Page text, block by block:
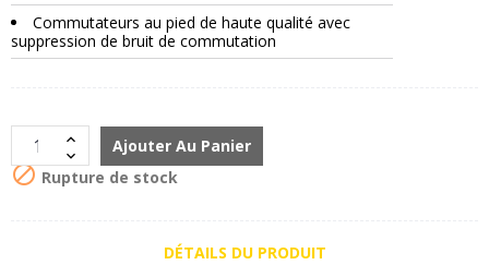
Commutateurs au pied de haute qualité avec
suppression de bruit de commutation
Ajouter Au Panier
 Rupture de stock
DÉTAILS DU PRODUIT